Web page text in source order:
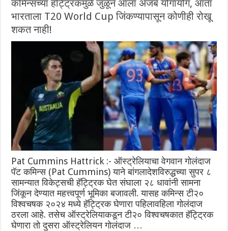
कमिन्सच्या हॅट्ट्रिकमुळे जुळून आला अजब योगायोग, आता
भारताला T20 World Cup जिंकण्यापासून कोणीही रोखू
शकत नाही!
Pat Cummins Hattrick :- ऑस्ट्रेलियाचा वेगवान गोलंदाज
पॅट कमिन्स (Pat Cummins) याने बांगलादेशविरुद्धच्या सुपर ८
सामन्यात विकेट्सची हॅट्ट्रिक घेत संघाला २८ धावांनी सामना
जिंकून देण्यात महत्त्वपूर्ण भूमिका बजावली. यासह कमिन्स टी२०
विश्वचषक २०२४ मध्ये हॅट्ट्रिक घेणारा पहिलावहिला गोलंदाज
ठरला आहे. तसेच ऑस्ट्रेलियाकडून टी२० विश्वचषकात हॅट्ट्रिक
घेणारा तो दुसरा ऑस्ट्रेलियन गोलंदाज …